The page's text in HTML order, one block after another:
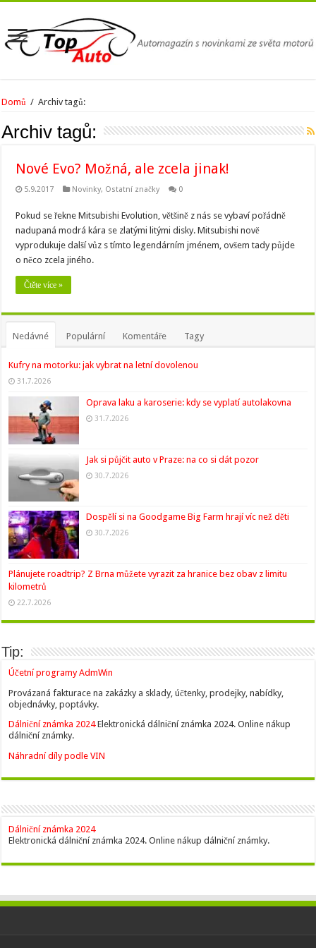
Domů / Archiv tagů:
Archiv tagů:
Nové Evo? Možná, ale zcela jinak!
5.9.2017 Novinky, Ostatní značky 0
Pokud se řekne Mitsubishi Evolution, většině z nás se vybaví pořádně
nadupaná modrá kára se zlatými litými disky. Mitsubishi nově
vyprodukuje další vůz s tímto legendárním jménem, ovšem tady půjde
o něco zcela jiného.
Čtěte více »
Nedávné Populární Komentáře Tagy
Kufry na motorku: jak vybrat na letní dovolenou
31.7.2026
Oprava laku a karoserie: kdy se vyplatí autolakovna
31.7.2026
Jak si půjčit auto v Praze: na co si dát pozor
30.7.2026
Dospělí si na Goodgame Big Farm hrají víc než děti
30.7.2026
Plánujete roadtrip? Z Brna můžete vyrazit za hranice bez obav z limitu
kilometrů
22.7.2026
Tip:
Účetní programy AdmWin
Provázaná fakturace na zakázky a sklady, účtenky, prodejky, nabídky,
objednávky, poptávky.
Dálniční známka 2024Elektronická dálniční známka 2024. Online nákup
dálniční známky.
Náhradní díly podle VIN
Dálniční známka 2024
Elektronická dálniční známka 2024. Online nákup dálniční známky.